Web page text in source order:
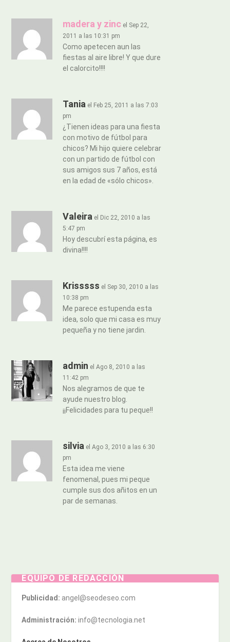
madera y zinc el Sep 22,
2011 a las 10:31 pm
Como apetecen aun las
fiestas al aire libre! Y que dure
el calorcito!!!!
Tania el Feb 25, 2011 a las 7:03
pm
¿Tienen ideas para una fiesta
con motivo de fútbol para
chicos? Mi hijo quiere celebrar
con un partido de fútbol con
sus amigos sus 7 años, está
en la edad de «sólo chicos».
Valeira el Dic 22, 2010 a las
5:47 pm
Hoy descubrí esta página, es
divina!!!!
Krisssss el Sep 30, 2010 a las
10:38 pm
Me parece estupenda esta
idea, solo que mi casa es muy
pequeña y no tiene jardin.
admin el Ago 8, 2010 a las
11:42 pm
Nos alegramos de que te
ayude nuestro blog.
¡¡Felicidades para tu peque!!
silvia el Ago 3, 2010 a las 6:30
pm
Esta idea me viene
fenomenal, pues mi peque
cumple sus dos añitos en un
par de semanas.
EQUIPO DE REDACCIÓN
Publicidad: angel@seodeseo.com
Administración: info@tecnologia.net